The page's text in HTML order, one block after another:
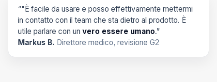
“"È facile da usare e posso effettivamente mettermi
in contatto con il team che sta dietro al prodotto. È
utile parlare con un vero essere umano.”
Markus B. Direttore medico, revisione G2